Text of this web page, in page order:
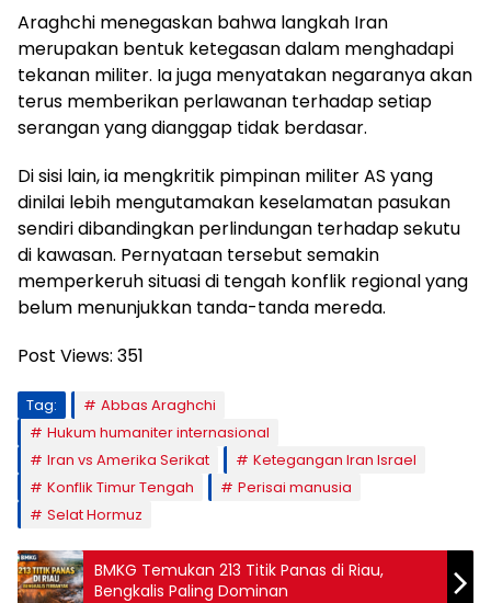
Araghchi menegaskan bahwa langkah Iran
merupakan bentuk ketegasan dalam menghadapi
tekanan militer. Ia juga menyatakan negaranya akan
terus memberikan perlawanan terhadap setiap
serangan yang dianggap tidak berdasar.
Di sisi lain, ia mengkritik pimpinan militer AS yang
dinilai lebih mengutamakan keselamatan pasukan
sendiri dibandingkan perlindungan terhadap sekutu
di kawasan. Pernyataan tersebut semakin
memperkeruh situasi di tengah konflik regional yang
belum menunjukkan tanda-tanda mereda.
Post Views: 351
Tag:
Abbas Araghchi
Hukum humaniter internasional
Iran vs Amerika Serikat
Ketegangan Iran Israel
Konflik Timur Tengah
Perisai manusia
Selat Hormuz
BMKG Temukan 213 Titik Panas di Riau,
Bengkalis Paling Dominan